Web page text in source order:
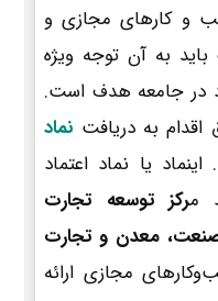
و کارهای مجازی و
به آن توجه ویژه
در جامعه هدف است.
به دریافت نماد
یا نماد اعتماد
رکز توسعه تجارت
صنعت، معدن و تجارت
مجازی ارائه